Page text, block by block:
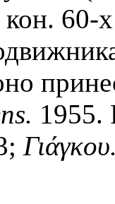
60-
1955.